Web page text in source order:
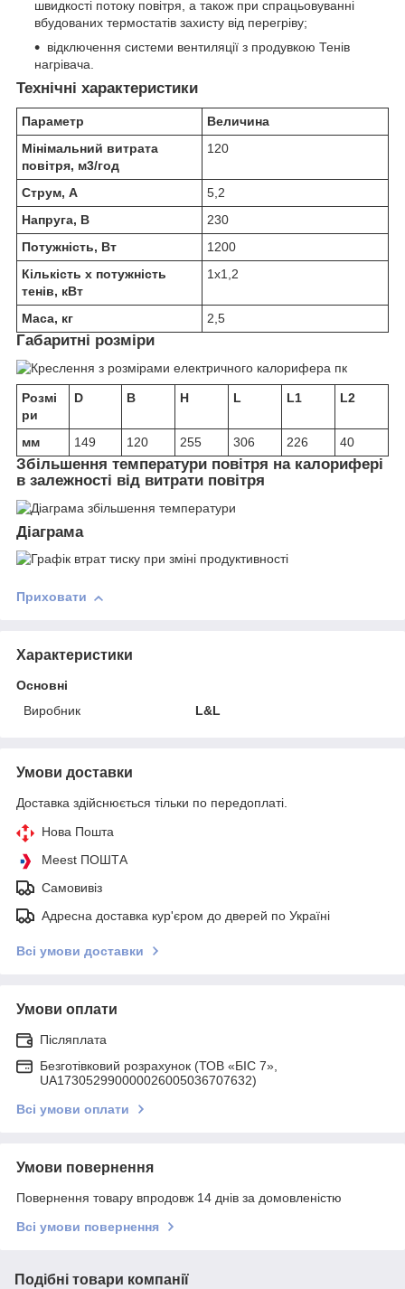
швидкості потоку повітря, а також при спрацьовуванні
вбудованих термостатів захисту від перегріву;
відключення системи вентиляції з продувкою Тенів
нагрівача.
Технічні характеристики
Параметр
Величина
Мінімальний витрата
повітря, м3/год
120
Струм, А
5,2
Напруга, В
230
Потужність, Вт
1200
Кількість х потужність
тенів, кВт
1х1,2
Маса, кг 2,5
Габаритні розміри
Розмі
ри
D B H L L1 L2
мм 149 120 255 306 226 40
Збільшення температури повітря на калорифері
в залежності від витрати повітря
Діаграма
Приховати
Характеристики
Основні
Виробник
L&L
Умови доставки
Доставка здійснюється тільки по передоплаті.
Нова Пошта
Meest ПОШТА
Самовивіз
Адресна доставка кур'єром до дверей по Україні
Всі умови доставки
Умови оплати
Післяплата
Безготівковий розрахунок (ТОВ «БІС 7»,
UA173052990000026005036707632)
Всі умови оплати
Умови повернення
Повернення товару впродовж 14 днів за домовленістю
Всі умови повернення
Подібні товари компанії